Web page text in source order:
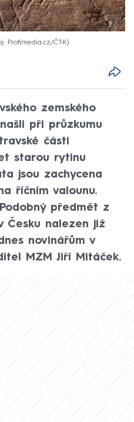
Profimedia.cz/ČTK
zemského
při průzkumu
části
starou rytinu
jsou zachycena
říčním valounu.
předmět z
Česku nalezen již
novinářům v
MZM Jiří Mitáček.